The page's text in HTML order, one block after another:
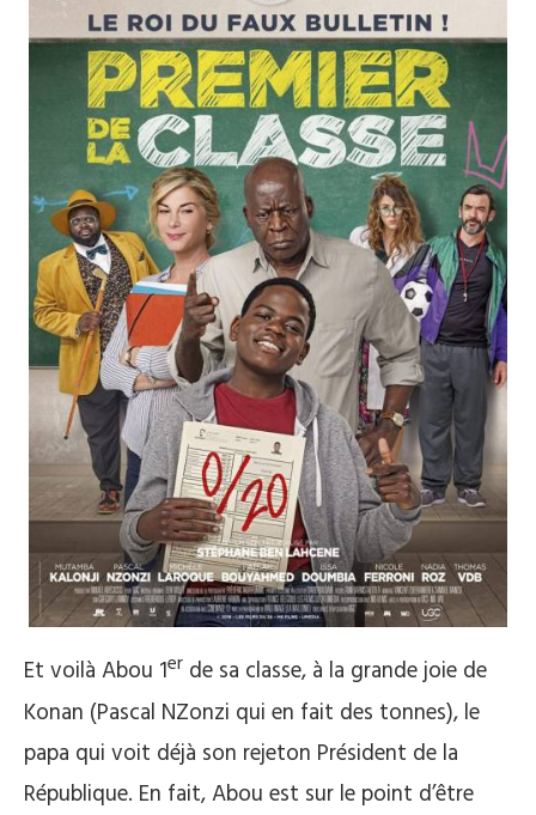
Et voilà Abou 1er de sa classe, à la grande joie de
Konan (Pascal NZonzi qui en fait des tonnes), le
papa qui voit déjà son rejeton Président de la
République. En fait, Abou est sur le point d’être